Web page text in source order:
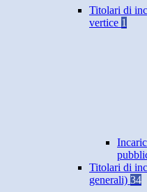
Titolari di
vertice 1
Titolari di
generali) 34